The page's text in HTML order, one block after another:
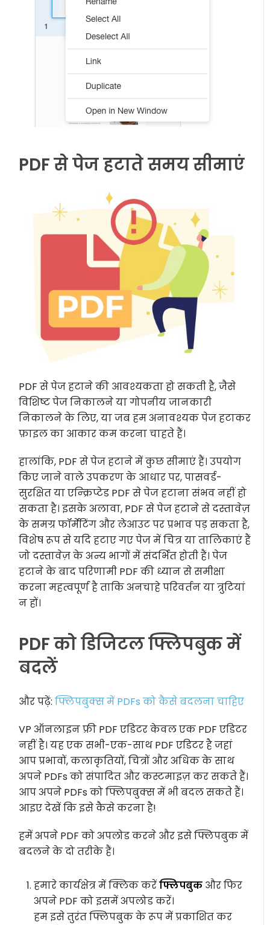
PDF से पेज हटाते समय सीमाएं
PDF से पेज हटाने की आवश्यकता हो सकती है, जैसे
विशिष्ट पेज निकालने या गोपनीय जानकारी
निकालने के लिए, या जब हम अनावश्यक पेज हटाकर
फ़ाइल का आकार कम करना चाहते हैं।
हालांकि, PDF से पेज हटाने में कुछ सीमाएं हैं। उपयोग
किए जाने वाले उपकरण के आधार पर, पासवर्ड-
सुरक्षित या एन्क्रिप्टेड PDF से पेज हटाना संभव नहीं हो
सकता है। इसके अलावा, PDF से पेज हटाने से दस्तावेज़
के समग्र फॉर्मेटिंग और लेआउट पर प्रभाव पड़ सकता है,
विशेष रूप से यदि हटाए गए पेज में चित्र या तालिकाएं हैं
जो दस्तावेज़ के अन्य भागों में संदर्भित होती हैं। पेज
हटाने के बाद परिणामी PDF की ध्यान से समीक्षा
करना महत्वपूर्ण है ताकि अनचाहे परिवर्तन या त्रुटियां
न हों।
PDF को डिजिटल फ्लिपबुक में
बदलें
और पढ़ें:फ्लिपबुक्स में PDFs को कैसे बदलना चाहिए
VP ऑनलाइन फ्री PDF एडिटर केवल एक PDF एडिटर
नहीं है। यह एक सभी-एक-साथ PDF एडिटर है जहां
आप प्रभावों, कलाकृतियों, चित्रों और अधिक के साथ
अपने PDFs को संपादित और कस्टमाइज़ कर सकते हैं।
आप अपने PDFs को फ्लिपबुक्स में भी बदल सकते हैं।
आइए देखें कि इसे कैसे करना है!
हमें अपने PDF को अपलोड करने और इसे फ्लिपबुक में
बदलने के दो तरीके हैं।
हमारे कार्यक्षेत्र में क्लिक करेंफ्लिपबुक और फिर
अपने PDF को इसमें अपलोड करें।
हम इसे तुरंत फ्लिपबुक के रूप में प्रकाशित कर